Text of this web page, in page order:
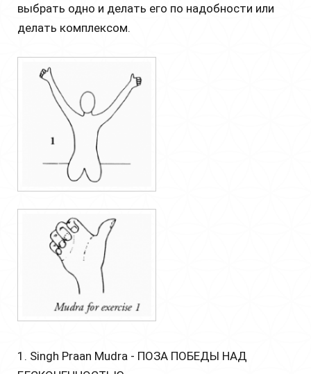
выбрать одно и делать его по надобности или
делать комплексом.
1. Singh Praan Mudra - ПОЗА ПОБЕДЫ НАД